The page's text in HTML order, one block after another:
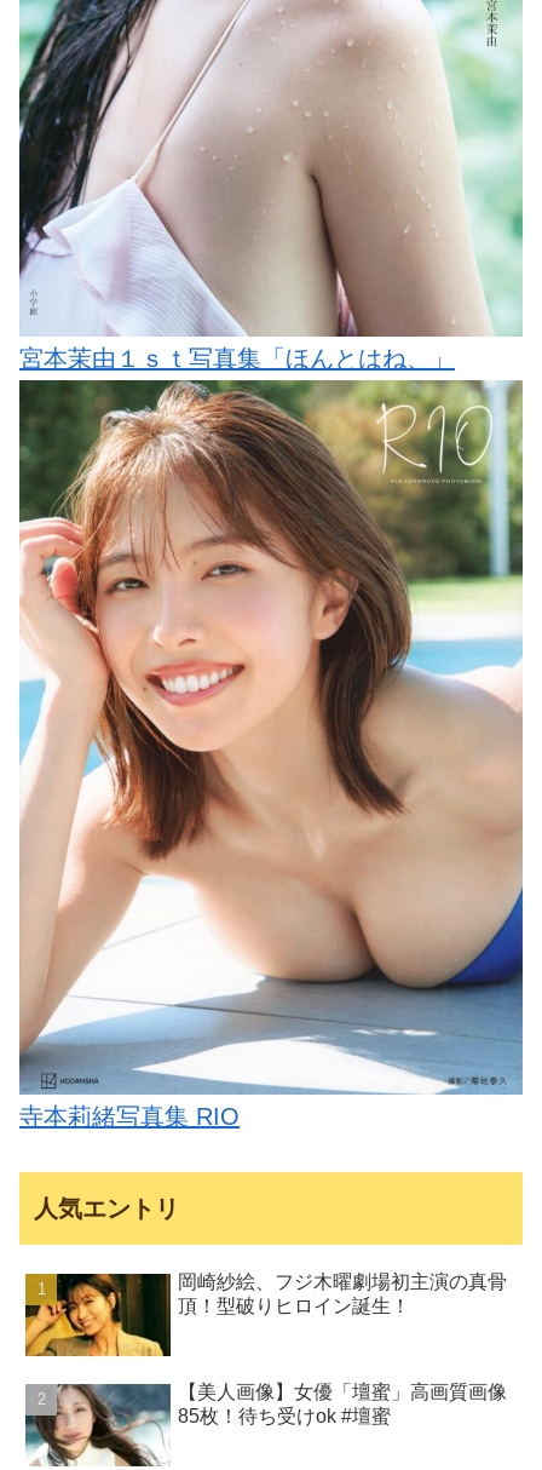
宮本茉由１ｓｔ写真集「ほんとはね、」
寺本莉緒写真集 RIO
人気エントリ
岡崎紗絵、フジ木曜劇場初主演の真骨
頂！型破りヒロイン誕生！
【美人画像】女優「壇蜜」高画質画像
85枚！待ち受けok #壇蜜